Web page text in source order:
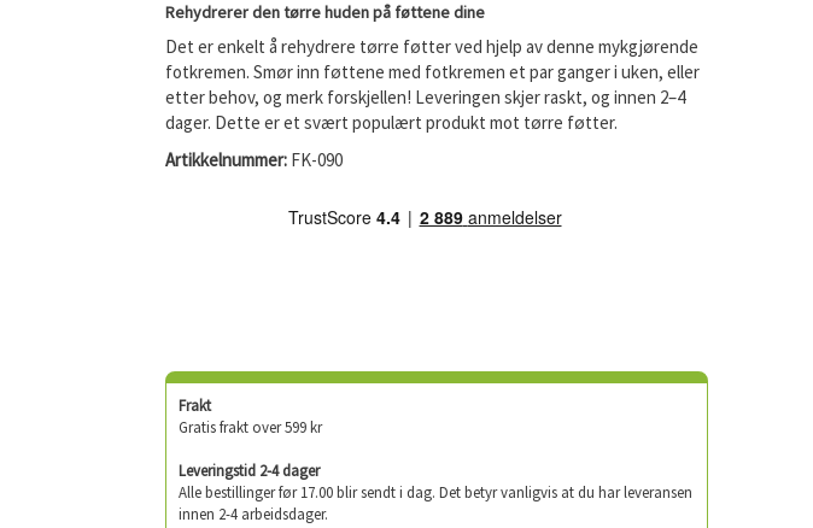
Rehydrerer den tørre huden på føttene dine
Det er enkelt å rehydrere tørre føtter ved hjelp av denne mykgjørende
fotkremen. Smør inn føttene med fotkremen et par ganger i uken, eller
etter behov, og merk forskjellen! Leveringen skjer raskt, og innen 2–4
dager. Dette er et svært populært produkt mot tørre føtter.
Artikkelnummer: FK-090
Frakt
Gratis frakt over 599 kr
Leveringstid 2-4 dager
Alle bestillinger før 17.00 blir sendt i dag. Det betyr vanligvis at du har leveransen
innen 2-4 arbeidsdager.